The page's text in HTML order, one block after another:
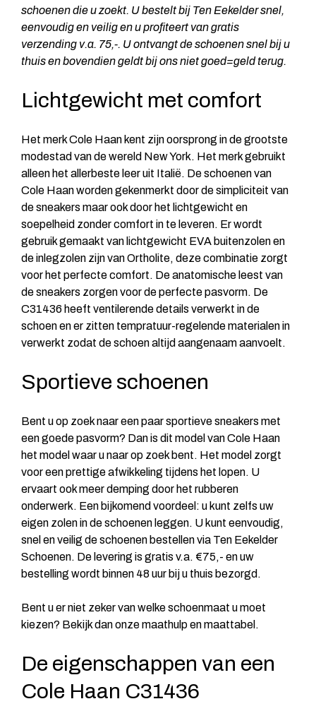
schoenen die u zoekt. U bestelt bij Ten Eekelder snel,
eenvoudig en veilig en u profiteert van gratis
verzending v.a. 75,-. U ontvangt de schoenen snel bij u
thuis en bovendien geldt bij ons niet goed=geld terug.
Lichtgewicht met comfort
Het merk Cole Haan kent zijn oorsprong in de grootste
modestad van de wereld New York. Het merk gebruikt
alleen het allerbeste leer uit Italië. De schoenen van
Cole Haan worden gekenmerkt door de simpliciteit van
de sneakers maar ook door het lichtgewicht en
soepelheid zonder comfort in te leveren. Er wordt
gebruik gemaakt van lichtgewicht EVA buitenzolen en
de inlegzolen zijn van Ortholite, deze combinatie zorgt
voor het perfecte comfort. De anatomische leest van
de sneakers zorgen voor de perfecte pasvorm. De
C31436 heeft ventilerende details verwerkt in de
schoen en er zitten tempratuur-regelende materialen in
verwerkt zodat de schoen altijd aangenaam aanvoelt.
Sportieve schoenen
Bent u op zoek naar een paar sportieve sneakers met
een goede pasvorm? Dan is dit model van Cole Haan
het model waar u naar op zoek bent. Het model zorgt
voor een prettige afwikkeling tijdens het lopen. U
ervaart ook meer demping door het rubberen
onderwerk. Een bijkomend voordeel: u kunt zelfs uw
eigen zolen in de schoenen leggen. U kunt eenvoudig,
snel en veilig de schoenen bestellen via Ten Eekelder
Schoenen. De levering is gratis v.a. €75,- en uw
bestelling wordt binnen 48 uur bij u thuis bezorgd.
Bent u er niet zeker van welke schoenmaat u moet
kiezen? Bekijk dan onze maathulp en maattabel.
De eigenschappen van een
Cole Haan C31436